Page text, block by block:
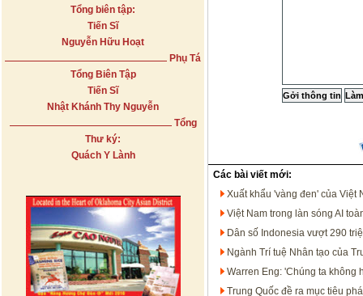
Tổng biên tập:
Tiến Sĩ
Nguyễn Hữu Hoạt
Phụ Tá
Tổng Biên Tập
Tiến Sĩ
Nhật Khánh Thy Nguyễn
Tổng
Thư ký:
Quách Y Lành
Các bài viết mới:
Xuất khẩu 'vàng đen' của Việt
Việt Nam trong làn sóng AI
Dân số Indonesia vượt 290
Ngành Trí tuệ Nhân tạo của
Warren Eng: 'Chúng ta không
Trung Quốc đề ra mục tiêu